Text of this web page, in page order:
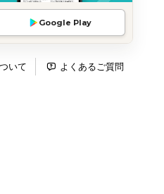
Google Play
いて よくあるご質問